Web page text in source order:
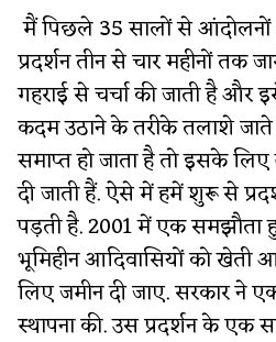
मैं पिछले 35 सालों से आंदोलनों
प्रदर्शन तीन से चार महीनों तक
गहराई से चर्चा की जाती है
कदम उठाने के तरीके तलाशे जाते
समाप्त हो जाता है तो इसके
दी जाती हैं. ऐसे में हमें शुरू से
पड़ती है. 2001 में एक
भूमिहीन आदिवासियों को खेती
लिए जमीन दी जाए. सरकार ने
स्थापना की. उस प्रदर्शन के एक